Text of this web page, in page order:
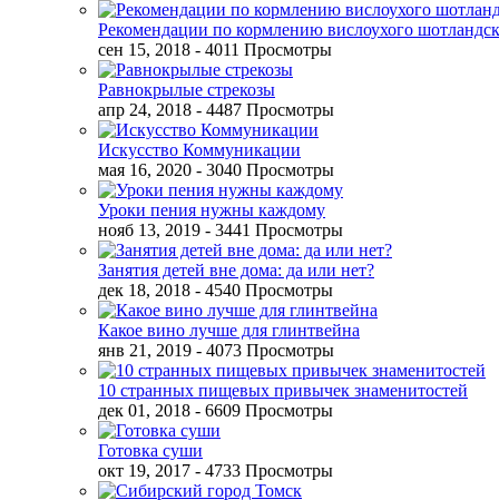
Рекомендации по кормлению вислоухого
сен 15, 2018 - 4011 Просмотры
Равнокрылые стрекозы
апр 24, 2018 - 4487 Просмотры
Искусство Коммуникации
мая 16, 2020 - 3040 Просмотры
Уроки пения нужны каждому
нояб 13, 2019 - 3441 Просмотры
Занятия детей вне дома: да или нет?
дек 18, 2018 - 4540 Просмотры
Какое вино лучше для глинтвейна
янв 21, 2019 - 4073 Просмотры
10 странных пищевых привычек знаменитостей
дек 01, 2018 - 6609 Просмотры
Готовка суши
окт 19, 2017 - 4733 Просмотры